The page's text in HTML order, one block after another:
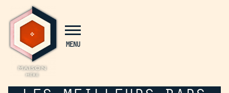
MENU
Panneau de gestion des cookies